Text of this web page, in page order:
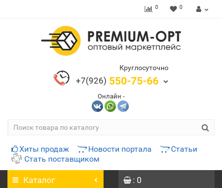
0 0
Круглосуточно
+7(926) 550-75-66
Онлайн -
Хиты продаж Новости портала
Статьи
Стать поставщиком
Каталог : 0